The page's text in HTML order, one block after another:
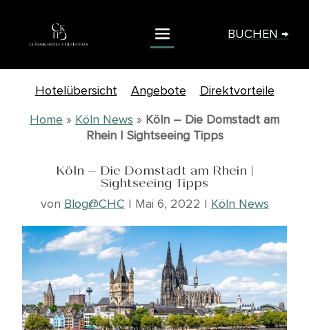
BUCHEN →
Hotelübersicht Angebote
Direktvorteile
Home » Köln News » Köln – Die Domstadt am
Rhein | Sightseeing Tipps
Köln – Die Domstadt am Rhein |
Sightseeing Tipps
von Blog@CHC | Mai 6, 2022 | Köln News